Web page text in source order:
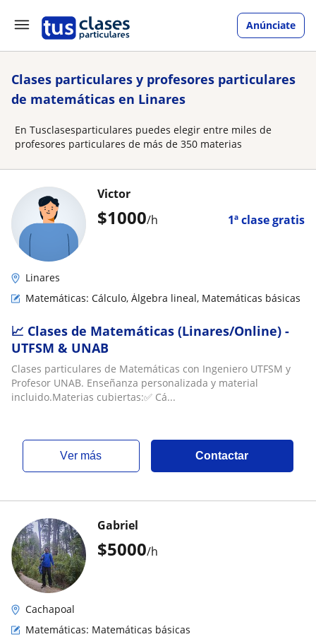
Anúnciate
Clases particulares y profesores particulares
de matemáticas en Linares
En Tusclasesparticulares puedes elegir entre miles de
profesores particulares de más de 350 materias
$1000/h 1ª clase gratis
Victor
Linares
Matemáticas: Cálculo, Álgebra lineal, Matemáticas básicas
📈 Clases de Matemáticas (Linares/Online) -
UTFSM & UNAB
Clases particulares de Matemáticas con Ingeniero UTFSM y
Profesor UNAB. Enseñanza personalizada y material
incluido.Materias cubiertas:✅ Cá...
ver más Contactar
$5000/h
Gabriel
Cachapoal
Matemáticas: Matemáticas básicas